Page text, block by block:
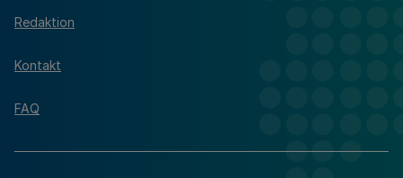
Redaktion
Kontakt
FAQ